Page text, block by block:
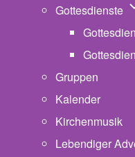
Gottesdienste
Gruppen
Kalender
Kirchenmusik
Lebendiger